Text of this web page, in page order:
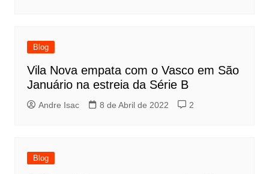
Blog
Vila Nova empata com o Vasco em São
Januário na estreia da Série B
Andre Isac 8 de Abril de 2022 2
Blog